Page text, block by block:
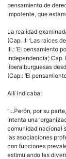
pensamiento de
impotente, que
La realidad
(Cap. II: ‘Las raíces
III.: ‘El pensamiento
Independencia’;
liberalburguesas
(Cap.: ‘El
Allí indicaba:
“…Perón, por su
intenta una
comunidad nacional
las asociaciones
con funciones
estimulando las